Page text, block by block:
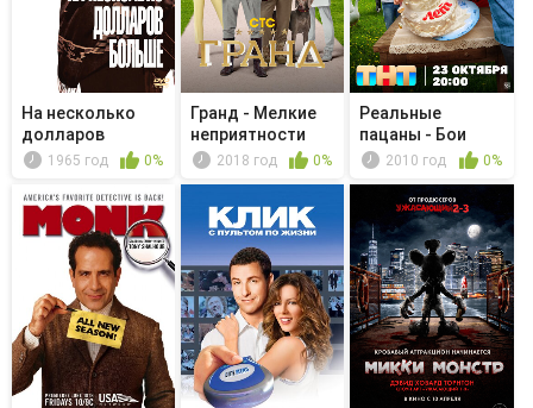
На несколько
долларов
больше
1965 год 0%
Гранд - Мелкие
неприятности
2018 год 0%
Реальные
пацаны - Бои
сильных
2010 год 0%